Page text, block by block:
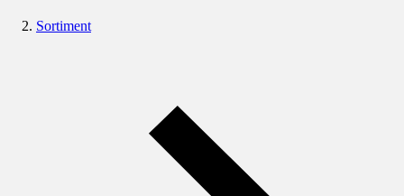
Sortiment